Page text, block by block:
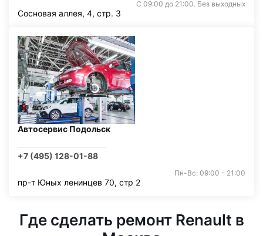
С 09:00 до 21:00. Без выходных
Сосновая аллея, 4, стр. 3
Автосервис Подольск
+7 (495) 128-01-88
Пн-Вс: 09:00 - 21:00
пр-т Юных ленинцев 70, стр 2
Где сделать ремонт Renault в